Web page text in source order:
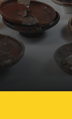
bundelt